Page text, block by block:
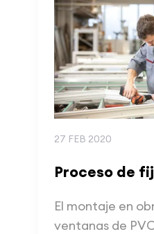
27 FEB 2020
Proceso de
El montaje en
ventanas de